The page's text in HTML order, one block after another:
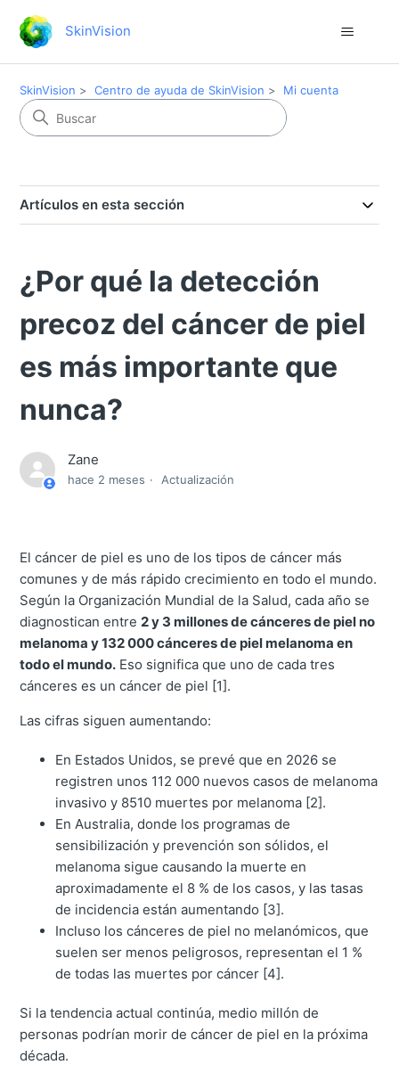
SkinVision
SkinVision Centro de ayuda de SkinVision Mi cuenta
Artículos en esta sección
¿Por qué la detección
precoz del cáncer de piel
es más importante que
nunca?
Zane
hace 2 meses Actualización
El cáncer de piel es uno de los tipos de cáncer más
comunes y de más rápido crecimiento en todo el mundo.
Según la Organización Mundial de la Salud, cada año se
diagnostican entre2 y 3 millones de cánceres de piel no
melanoma y 132 000 cánceres de piel melanoma en
todo el mundo. Eso significa que uno de cada tres
cánceres es un cáncer de piel [1].
Las cifras siguen aumentando:
En Estados Unidos, se prevé que en 2026 se
registren unos 112 000 nuevos casos de melanoma
invasivo y 8510 muertes por melanoma [2].
En Australia, donde los programas de
sensibilización y prevención son sólidos, el
melanoma sigue causando la muerte en
aproximadamente el 8 % de los casos, y las tasas
de incidencia están aumentando [3].
Incluso los cánceres de piel no melanómicos, que
suelen ser menos peligrosos, representan el 1 %
de todas las muertes por cáncer [4].
Si la tendencia actual continúa, medio millón de
personas podrían morir de cáncer de piel en la próxima
década.